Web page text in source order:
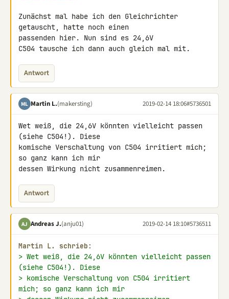
Zunächst mal habe ich den Gleichrichter
getauscht, hatte noch einen
passenden hier. Nun sind es 24,6V
C504 tausche ich dann auch gleich mal mit.
Antwort
ML Martin L.(makersting) 2019-02-14 18:06#5736501
Wet weiß, die 24,6V könnten vielleicht passen
(siehe C504!). Diese
komische Verschaltung von C504 irritiert mich;
so ganz kann ich mir
dessen Wirkung nicht zusammenreimen.
Antwort
AJ Andreas J.(anju01) 2019-02-14 18:10#5736511
Martin L. schrieb:
> Wet weiß, die 24,6V könnten vielleicht passen
(siehe C504!). Diese
> komische Verschaltung von C504 irritiert
mich; so ganz kann ich mir